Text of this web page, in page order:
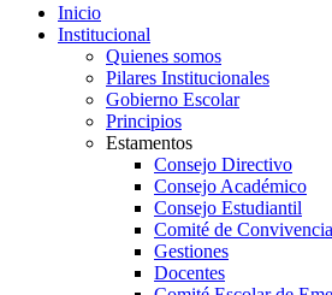
Inicio
Institucional
Quienes somos
Pilares Institucionales
Gobierno Escolar
Principios
Estamentos
Consejo Directivo
Consejo Académico
Consejo Estudiantil
Comité de Convivencia
Gestiones
Docentes